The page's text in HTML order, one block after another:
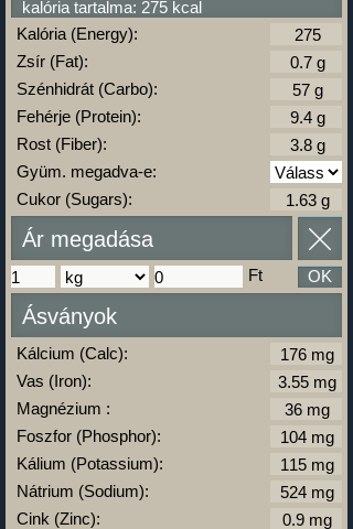
kalória tartalma: 275 kcal
Kalória (Energy):
Zsír (Fat):
Szénhidrát (Carbo):
Fehérje (Protein):
Rost (Fiber):
Gyüm. megadva-e:
Cukor (Sugars):
Ár megadása
Ft OK
Ásványok
Kálcium (Calc):
Vas (Iron):
Magnézium :
Foszfor (Phosphor):
Kálium (Potassium):
Nátrium (Sodium):
Cink (Zinc):